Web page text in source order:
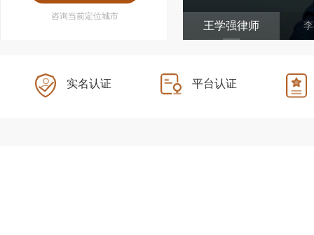
咨询当前定位城市
王学强律师
实名认证 平台认证